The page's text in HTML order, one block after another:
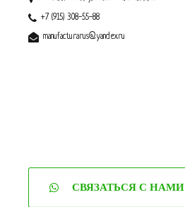
+7 (915) 308-55-88
manufacturarus@yandex.ru
СВЯЗАТЬСЯ С НАМИ